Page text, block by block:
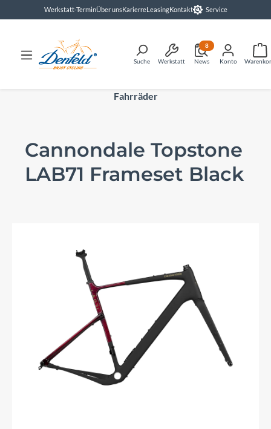
springenWerkstatt-TerminÜber unsKarierreLeasingKontakt Service
Suche Werkstatt News
8
Konto
Fahrräder
Cannondale Topstone
LAB71 Frameset Black